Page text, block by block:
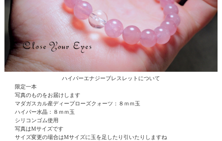
ハイパーエナジーブレスレットについて
限定一本
写真のものをお届けします
マダガスカル産ディープローズクォーツ：８ｍｍ玉
ハイパー水晶 ：８ｍｍ玉
シリコンゴム使用
写真はMサイズです
サイズ変更の場合はMサイズに玉を足したり引いたりしますね